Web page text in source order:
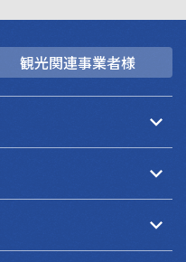
観光関連事業者様
keyboard_arrow_down
keyboard_arrow_down
keyboard_arrow_down